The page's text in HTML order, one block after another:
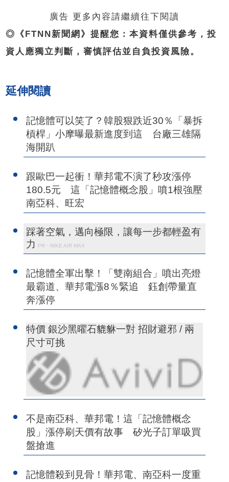
廣告 更多內容請繼續往下閱讀
◎《FTNN新聞網》提醒您：本資料僅供參考，投
資人應獨立判斷，審慎評估並自負投資風險。
延伸閱讀
記憶體可以笑了？韓股狠跌近30％「暴拆
槓桿」小摩曝最新進度到這 台廠三雄隔
海開趴
跟歐巴一起衝！華邦電不演了秒攻漲停
180.5元 這「記憶體概念股」噴1根強壓
南亞科、旺宏
踩著空氣，邁向極限，讓每一步都輕盈有
力
PR・NIKE AIR MAX
記憶體全軍出擊！「雙南組合」噴出亮燈
最霸道、華邦電漲8％緊追 鈺創帶量直
奔漲停
特價 銀沙黑曜石貔貅一對 招財避邪 / 兩
尺寸可挑
不是南亞科、華邦電！這「記憶體概念
股」漲停刷天價有故事 矽光子訂單吸買
盤搶進
記憶體殺到見骨！華邦電、南亞科一度重